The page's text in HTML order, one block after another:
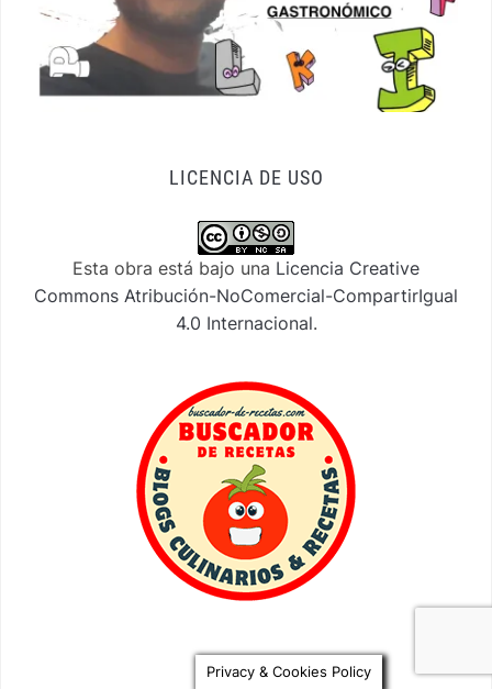
LICENCIA DE USO
Esta obra está bajo una Licencia Creative
Commons Atribución-NoComercial-CompartirIgual
4.0 Internacional.
Privacy & Cookies Policy